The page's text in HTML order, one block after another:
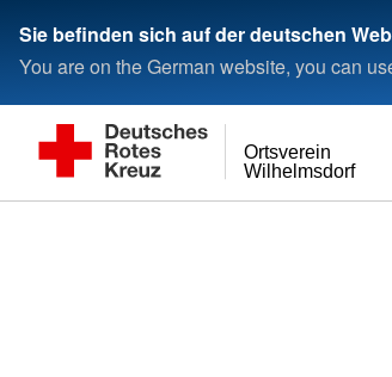
Sie befinden sich auf der deutschen
You are on the German website, you can
Wilhelmsdorf
Ortsverein